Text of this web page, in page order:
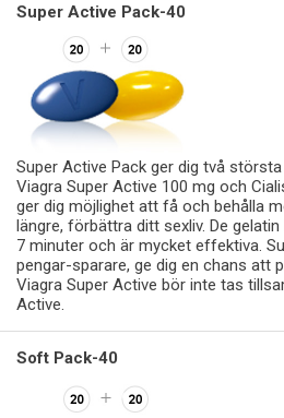
Super Active Pack-40
Super Active Pack ger dig två
Viagra Super Active 100 mg och
ger dig möjlighet att få och behålla
längre, förbättra ditt sexliv. De
7 minuter och är mycket effektiva.
pengar-sparare, ge dig en chans att
Viagra Super Active bör inte tas
Active.
Soft Pack-40